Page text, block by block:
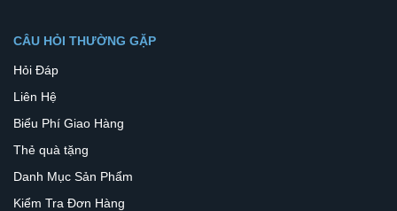
CÂU HỎI THƯỜNG GẶP
Hỏi Đáp
Liên Hệ
Biểu Phí Giao Hàng
Thẻ quà tặng
Danh Mục Sản Phẩm
Kiểm Tra Đơn Hàng